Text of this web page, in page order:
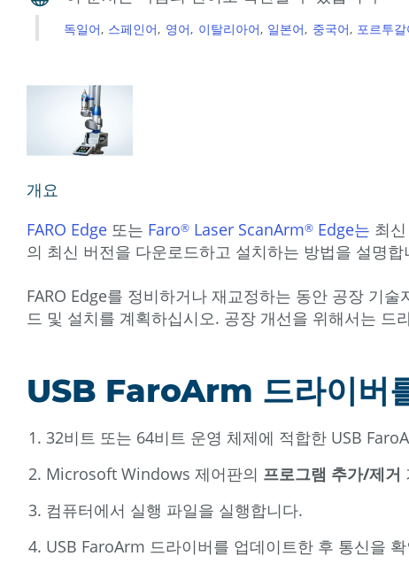
독일어 스페인어 영어 이탈리아어 일본어 중국어 포르투
개요
FARO Edge 또는 Faro® Laser ScanArm® Edge는 최
의 최신 버전을 다운로드하고 설치하는 방법을 설명합
FARO Edge를 정비하거나 재교정하는 동안 공장 기
드 및 설치를 계획하십시오. 공장 개선을 위해서는 드
USB FaroArm 드라이버
32비트 또는 64비트 운영 체제에 적합한 USB
Microsoft Windows 제어판의 프로그램 추가/제거
컴퓨터에서 실행 파일을 실행합니다.
USB FaroArm 드라이버를 업데이트한 후 통신을